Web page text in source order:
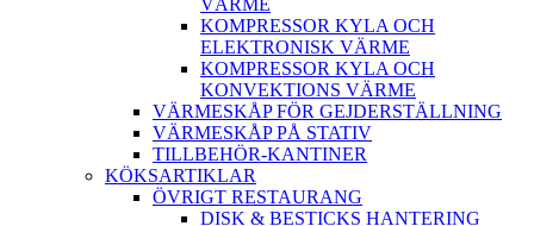
VÄRME
KOMPRESSOR KYLA OCH
ELEKTRONISK VÄRME
KOMPRESSOR KYLA OCH
KONVEKTIONS VÄRME
VÄRMESKÅP FÖR GEJDERSTÄLLNING
VÄRMESKÅP PÅ STATIV
TILLBEHÖR-KANTINER
KÖKSARTIKLAR
ÖVRIGT RESTAURANG
DISK & BESTICKS HANTERING